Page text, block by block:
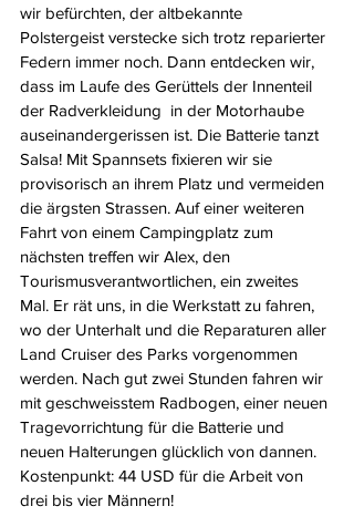
wir befürchten, der altbekannte
Polstergeist verstecke sich trotz reparierter
Federn immer noch. Dann entdecken wir,
dass im Laufe des Gerüttels der Innenteil
der Radverkleidung  in der Motorhaube
auseinandergerissen ist. Die Batterie tanzt
Salsa! Mit Spannsets fixieren wir sie
provisorisch an ihrem Platz und vermeiden
die ärgsten Strassen. Auf einer weiteren
Fahrt von einem Campingplatz zum
nächsten treffen wir Alex, den
Tourismusverantwortlichen, ein zweites
Mal. Er rät uns, in die Werkstatt zu fahren,
wo der Unterhalt und die Reparaturen aller
Land Cruiser des Parks vorgenommen
werden. Nach gut zwei Stunden fahren wir
mit geschweisstem Radbogen, einer neuen
Tragevorrichtung für die Batterie und
neuen Halterungen glücklich von dannen.
Kostenpunkt: 44 USD für die Arbeit von
drei bis vier Männern!